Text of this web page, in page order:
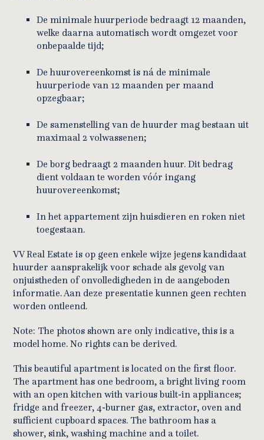
De minimale huurperiode bedraagt 12 maanden,
welke daarna automatisch wordt omgezet voor
onbepaalde tijd;
De huurovereenkomst is ná de minimale
huurperiode van 12 maanden per maand
opzegbaar;
De samenstelling van de huurder mag bestaan uit
maximaal 2 volwassenen;
De borg bedraagt 2 maanden huur. Dit bedrag
dient voldaan te worden vóór ingang
huurovereenkomst;
In het appartement zijn huisdieren en roken niet
toegestaan.
VV Real Estate is op geen enkele wijze jegens kandidaat
huurder aansprakelijk voor schade als gevolg van
onjuistheden of onvolledigheden in de aangeboden
informatie. Aan deze presentatie kunnen geen rechten
worden ontleend.
Note: The photos shown are only indicative, this is a
model home. No rights can be derived.
This beautiful apartment is located on the first floor.
The apartment has one bedroom, a bright living room
with an open kitchen with various built-in appliances;
fridge and freezer, 4-burner gas, extractor, oven and
sufficient cupboard spaces. The bathroom has a
shower, sink, washing machine and a toilet.